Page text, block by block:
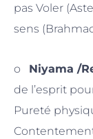
pas Voler
sens
o Niyama /
de l’esprit
Pureté